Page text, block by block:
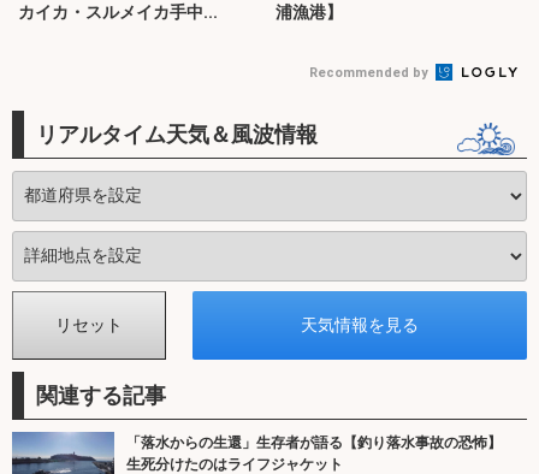
カイカ・スルメイカ手中...
浦漁港】
Recommended by
リアルタイム天気＆風波情報
関連する記事
「落水からの生還」生存者が語る【釣り落水事故の恐怖】
生死分けたのはライフジャケット